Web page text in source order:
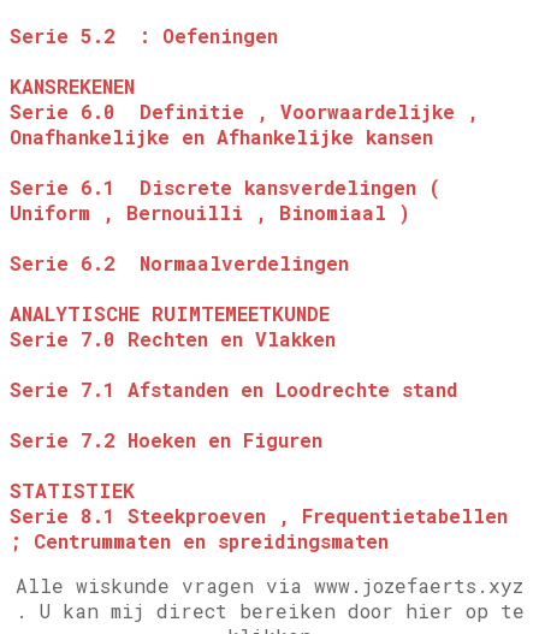
Serie 5.2 : Oefeningen
KANSREKENEN
Serie 6.0 Definitie , Voorwaardelijke ,
Onafhankelijke en Afhankelijke kansen
Serie 6.1 Discrete kansverdelingen (
Uniform , Bernouilli , Binomiaal )
Serie 6.2 Normaalverdelingen
ANALYTISCHE RUIMTEMEETKUNDE
Serie 7.0 Rechten en Vlakken
Serie 7.1 Afstanden en Loodrechte stand
Serie 7.2 Hoeken en Figuren
STATISTIEK
Serie 8.1 Steekproeven , Frequentietabellen
; Centrummaten en spreidingsmaten
Alle wiskunde vragen via www.jozefaerts.xyz
. U kan mij direct bereiken door hier op te